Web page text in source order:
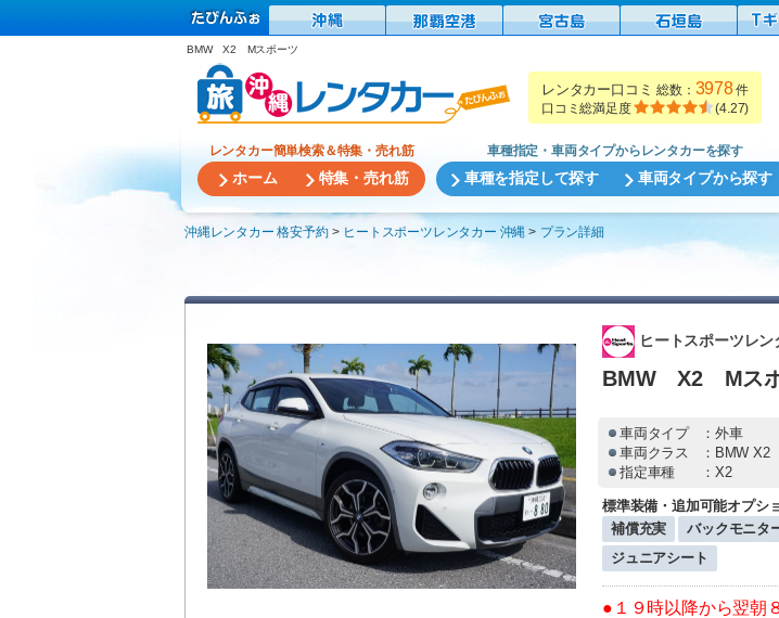
BMW X2 Mスポーツ
レンタカー口コミ 総数： 3978件
口コミ総満足度
(4.27)
レンタカー簡単検索＆特集・売れ筋
ホーム 特集・売れ筋
車種指定・車両タイプからレンタカーを探す
車種を指定して探す 車両タイプから探す
沖縄レンタカー 格安予約 ヒートスポーツレンタカー 沖縄 プラン詳細
ヒートスポーツレン
BMW X2 Mス
車両タイプ ：外車
車両クラス
：BMW
指定車種
：X2
標準装備・追加可能オプシ
補償充実
バックモニタ
ジュニアシート
●１９時以降から翌朝